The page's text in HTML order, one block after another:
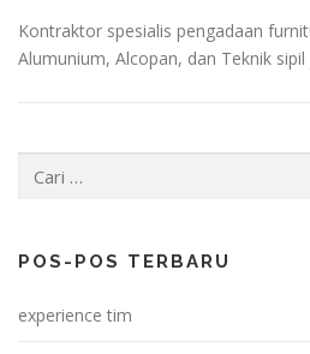
Kontraktor spesialis pengadaan
Alumunium, Alcopan, dan Teknik
POS-POS TERBARU
experience tim